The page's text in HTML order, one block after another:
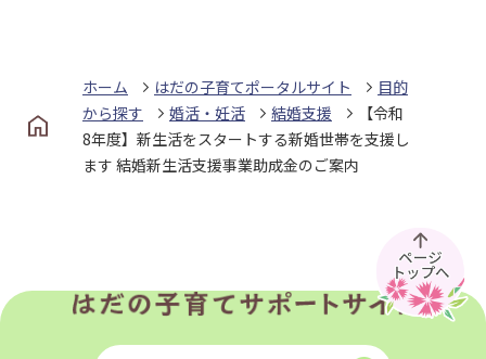
ホーム はだの子育てポータルサイト
目的
から探す
婚活・妊活 結婚支援
【令和
8年度】新生活をスタートする新婚世帯を支援し
ます 結婚新生活支援事業助成金のご案内